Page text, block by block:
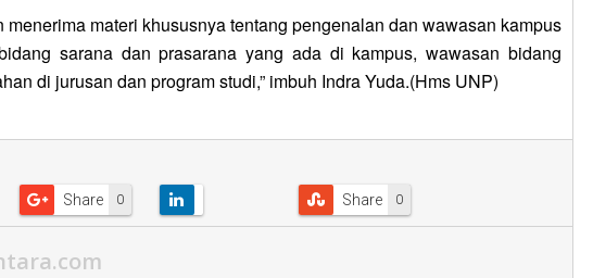
menerima materi khususnya tentang pengenalan dan wawasan kampus
sarana dan prasarana yang ada di kampus, wawasan bidang
di jurusan dan program studi,” imbuh Indra Yuda.(Hms UNP)
0
Share 0
Share